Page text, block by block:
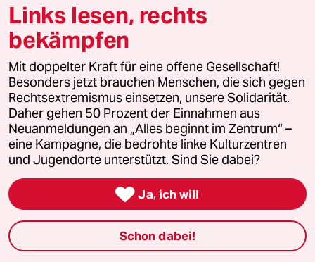
© 2026 taz Verlags und Vertriebs GmbH
Alle Rechte vorbehalten. Bei rechtlichen Fragen oder für Genehmigungen
wenden Sie sich bitte anlizenzen@taz.de
Feedback Redaktionsstatut Kommune-Richtlinien
Leitlinie Informant Datenschutz Impressum AGB
Seitenwende Einwilligungen widerrufen (Ads)
Links lesen, rechts
bekämpfen
Mit doppelter Kraft für eine offene Gesellschaft!
Besonders jetzt brauchen Menschen, die sich gegen
Rechtsextremismus einsetzen, unsere Solidarität.
Daher gehen 50 Prozent der Einnahmen aus
Neuanmeldungen an „Alles beginnt im Zentrum“ –
eine Kampagne, die bedrohte linke Kulturzentren
und Jugendorte unterstützt. Sind Sie dabei?
 Ja, ich will
Schon dabei!